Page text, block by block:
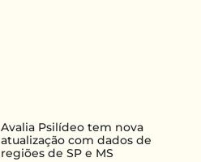
Avalia Psilídeo tem nova
atualização com dados de
regiões de SP e MS